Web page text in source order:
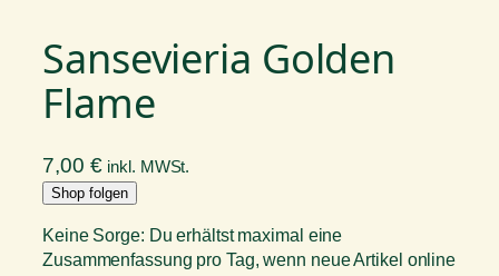
Sansevieria Golden
Flame
7,00 € inkl. MWSt.
Shop folgen
Keine Sorge: Du erhältst maximal eine
Zusammenfassung pro Tag, wenn neue Artikel online